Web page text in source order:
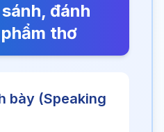
đánh
thơ
bày (Speaking